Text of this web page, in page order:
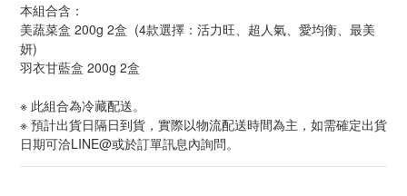
本組合含：
美蔬菜盒 200g 2盒  (4款選擇：活力旺、超人氣、愛均衡、最美
妍)
羽衣甘藍盒 200g 2盒
※ 此組合為冷藏配送。
※ 預計出貨日隔日到貨，實際以物流配送時間為主，如需確定出貨
日期可洽LINE@或於訂單訊息內詢問。